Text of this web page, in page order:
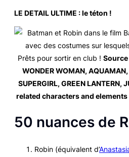
LE DETAIL ULTIME : le téton !
Prêts pour sortir en club ! Source
WONDER WOMAN,
SUPERGIRL, GREEN LANTERN,
related characters and
50 nuances de
Robin (équivalent d’